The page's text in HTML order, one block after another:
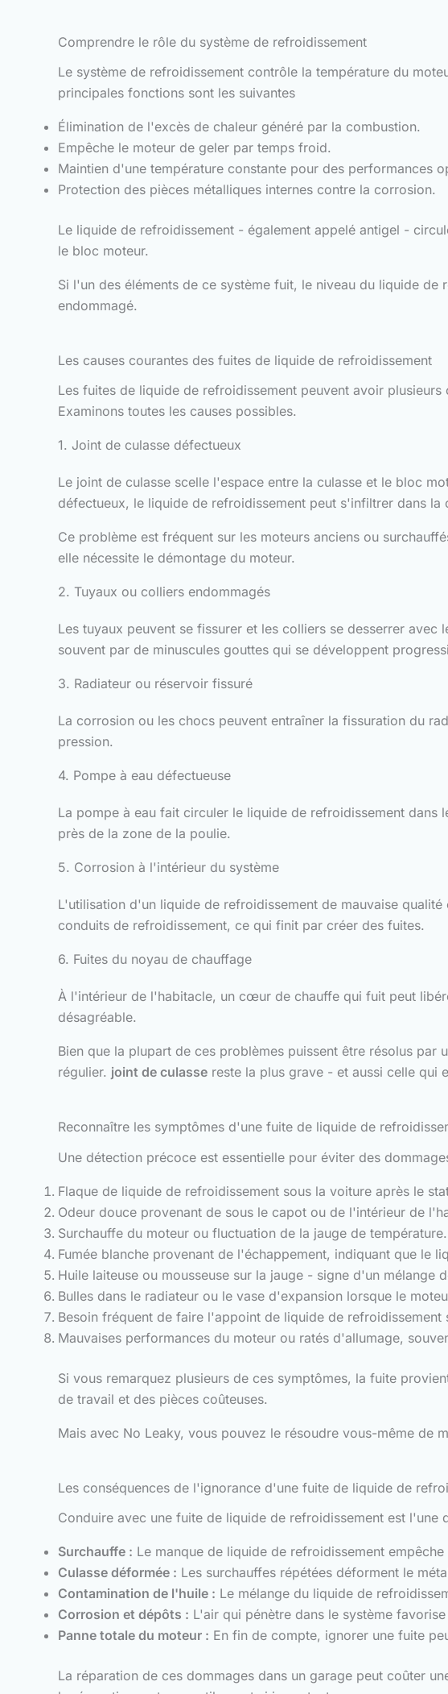
Comprendre le rôle du système de refroidissement
Le système de refroidissement contrôle la température du
principales fonctions sont les suivantes
Élimination de l'excès de chaleur généré par la combustion.
Empêche le moteur de geler par temps froid.
Maintien d'une température constante pour des performances
Protection des pièces métalliques internes contre la corrosion.
Le liquide de refroidissement - également appelé antigel -
le bloc moteur.
Si l'un des éléments de ce système fuit, le niveau du liquide
endommagé.
Les causes courantes des fuites de liquide de refroidissement
Les fuites de liquide de refroidissement peuvent avoir
Examinons toutes les causes possibles.
1. Joint de culasse défectueux
Le joint de culasse scelle l'espace entre la culasse et le bloc
défectueux, le liquide de refroidissement peut s'infiltrer dans
Ce problème est fréquent sur les moteurs anciens ou
elle nécessite le démontage du moteur.
2. Tuyaux ou colliers endommagés
Les tuyaux peuvent se fissurer et les colliers se desserrer
souvent par de minuscules gouttes qui se développent
3. Radiateur ou réservoir fissuré
La corrosion ou les chocs peuvent entraîner la fissuration du
pression.
4. Pompe à eau défectueuse
La pompe à eau fait circuler le liquide de refroidissement dans
près de la zone de la poulie.
5. Corrosion à l'intérieur du système
L'utilisation d'un liquide de refroidissement de mauvaise
conduits de refroidissement, ce qui finit par créer des fuites.
6. Fuites du noyau de chauffage
À l'intérieur de l'habitacle, un cœur de chauffe qui fuit peut
désagréable.
Bien que la plupart de ces problèmes puissent être résolus
régulier. joint de culasse reste la plus grave - et aussi celle qui
Reconnaître les symptômes d'une fuite de liquide de
Une détection précoce est essentielle pour éviter des
Flaque de liquide de refroidissement sous la voiture après le
Odeur douce provenant de sous le capot ou de l'intérieur de
Surchauffe du moteur ou fluctuation de la jauge de température.
Fumée blanche provenant de l'échappement, indiquant que le
Huile laiteuse ou mousseuse sur la jauge - signe d'un mélange
Bulles dans le radiateur ou le vase d'expansion lorsque le
Besoin fréquent de faire l'appoint de liquide de refroidissement
Mauvaises performances du moteur ou ratés d'allumage,
Si vous remarquez plusieurs de ces symptômes, la fuite
de travail et des pièces coûteuses.
Mais avec No Leaky, vous pouvez le résoudre vous-même de
Les conséquences de l'ignorance d'une fuite de liquide de
Conduire avec une fuite de liquide de refroidissement est
Surchauffe : Le manque de liquide de refroidissement
Culasse déformée : Les surchauffes répétées déforment le
Contamination de l'huile : Le mélange du liquide de
Corrosion et dépôts : L'air qui pénètre dans le système
Panne totale du moteur : En fin de compte, ignorer une fuite
La réparation de ces dommages dans un garage peut coûter